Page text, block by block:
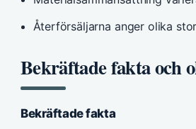
Återförsäljarna anger olika
Bekräftade fakta och
Bekräftade fakta